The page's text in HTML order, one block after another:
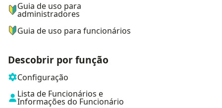
Guia de uso para
administradores
Guia de uso para funcionários
Descobrir por função
Configuração
Lista de Funcionários e
Informações do Funcionário